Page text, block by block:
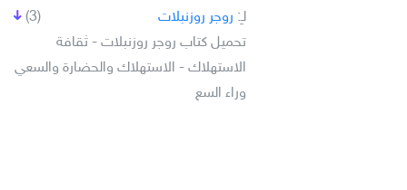
(3) لـِ: روجر روزنبلات
تحميل كتاب روجر روزنبلات - ثقافة
الاستهلاك - الاستهلاك والحضارة والسعي
وراء السع